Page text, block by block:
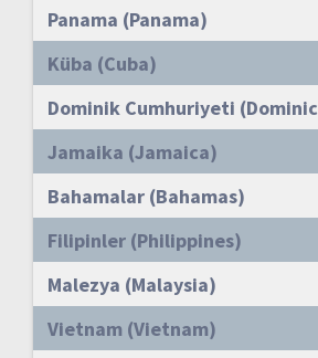
Panama (Panama)
Küba (Cuba)
Dominik Cumhuriyeti
Jamaika (Jamaica)
Bahamalar (Bahamas)
Filipinler (Philippines)
Malezya (Malaysia)
Vietnam (Vietnam)